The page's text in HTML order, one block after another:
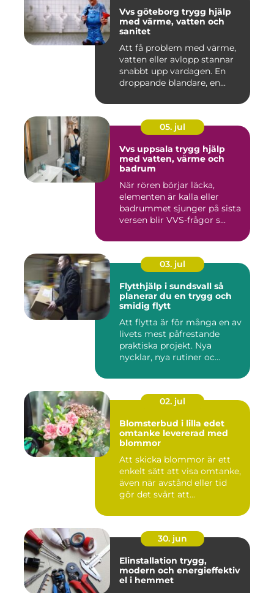
Vvs göteborg trygg hjälp
med värme, vatten och
sanitet
Att få problem med värme,
vatten eller avlopp stannar
snabbt upp vardagen. En
droppande blandare, en...
05. jul
Vvs uppsala trygg hjälp
med vatten, värme och
badrum
När rören börjar läcka,
elementen är kalla eller
badrummet sjunger på sista
versen blir VVS-frågor s...
03. jul
Flytthjälp i sundsvall så
planerar du en trygg och
smidig flytt
Att flytta är för många en av
livets mest påfrestande
praktiska projekt. Nya
nycklar, nya rutiner oc...
02. jul
Blomsterbud i lilla edet
omtanke levererad med
blommor
Att skicka blommor är ett
enkelt sätt att visa omtanke,
även när avstånd eller tid
gör det svårt att...
30. jun
Elinstallation trygg,
modern och energieffektiv
el i hemmet